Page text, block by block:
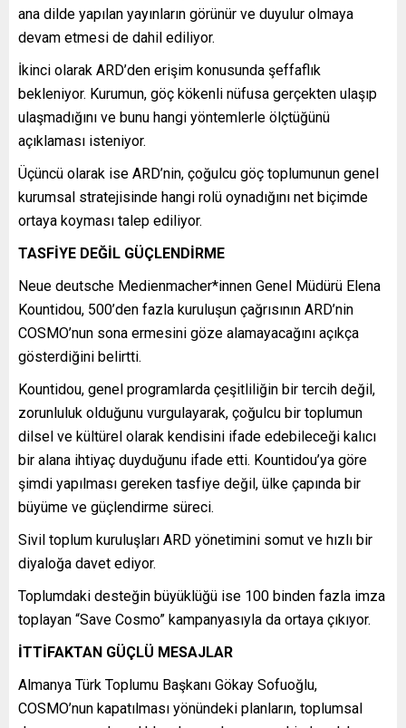
ana dilde yapılan yayınların görünür ve duyulur olmaya
devam etmesi de dahil ediliyor.
İkinci olarak ARD’den erişim konusunda şeffaflık
bekleniyor. Kurumun, göç kökenli nüfusa gerçekten ulaşıp
ulaşmadığını ve bunu hangi yöntemlerle ölçtüğünü
açıklaması isteniyor.
Üçüncü olarak ise ARD’nin, çoğulcu göç toplumunun genel
kurumsal stratejisinde hangi rolü oynadığını net biçimde
ortaya koyması talep ediliyor.
TASFİYE DEĞİL GÜÇLENDİRME
Neue deutsche Medienmacher*innen Genel Müdürü Elena
Kountidou, 500’den fazla kuruluşun çağrısının ARD’nin
COSMO’nun sona ermesini göze alamayacağını açıkça
gösterdiğini belirtti.
Kountidou, genel programlarda çeşitliliğin bir tercih değil,
zorunluluk olduğunu vurgulayarak, çoğulcu bir toplumun
dilsel ve kültürel olarak kendisini ifade edebileceği kalıcı
bir alana ihtiyaç duyduğunu ifade etti. Kountidou’ya göre
şimdi yapılması gereken tasfiye değil, ülke çapında bir
büyüme ve güçlendirme süreci.
Sivil toplum kuruluşları ARD yönetimini somut ve hızlı bir
diyaloğa davet ediyor.
Toplumdaki desteğin büyüklüğü ise 100 binden fazla imza
toplayan “Save Cosmo” kampanyasıyla da ortaya çıkıyor.
İTTİFAKTAN GÜÇLÜ MESAJLAR
Almanya Türk Toplumu Başkanı Gökay Sofuoğlu,
COSMO’nun kapatılması yönündeki planların, toplumsal